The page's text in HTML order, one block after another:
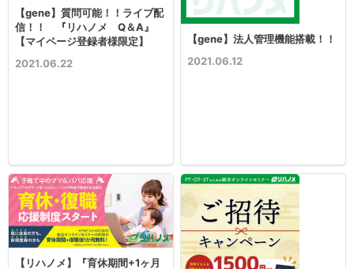
【gene】質問可能！！ライブ配
信！！ 『リハノメ Q＆A』
【マイページ登録者様限定】
2021.06.22
【gene】法人管理機能搭載！！
2021.06.12
【リハノメ】『育休期間+1ヶ月